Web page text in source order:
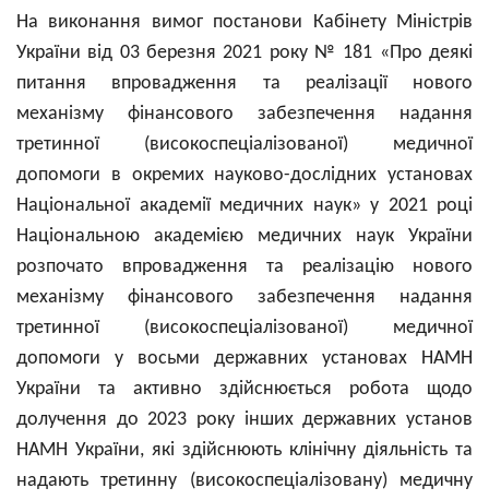
На виконання вимог постанови Кабінету Міністрів
України від 03 березня 2021 року № 181 «Про деякі
питання впровадження та реалізації нового
механізму фінансового забезпечення надання
третинної (високоспеціалізованої) медичної
допомоги в окремих науково-дослідних установах
Національної академії медичних наук» у 2021 році
Національною академією медичних наук України
розпочато впровадження та реалізацію нового
механізму фінансового забезпечення надання
третинної (високоспеціалізованої) медичної
допомоги у восьми державних установах НАМН
України та активно здійснюється робота щодо
долучення до 2023 року інших державних установ
НАМН України, які здійснюють клінічну діяльність та
надають третинну (високоспеціалізовану) медичну